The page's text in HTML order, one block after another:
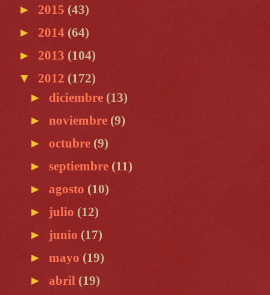
► 2015 (43)
► 2014 (64)
► 2013 (104)
▼ 2012 (172)
► diciembre (13)
► noviembre (9)
► octubre (9)
► septiembre (11)
► agosto (10)
► julio (12)
► junio (17)
► mayo (19)
► abril (19)